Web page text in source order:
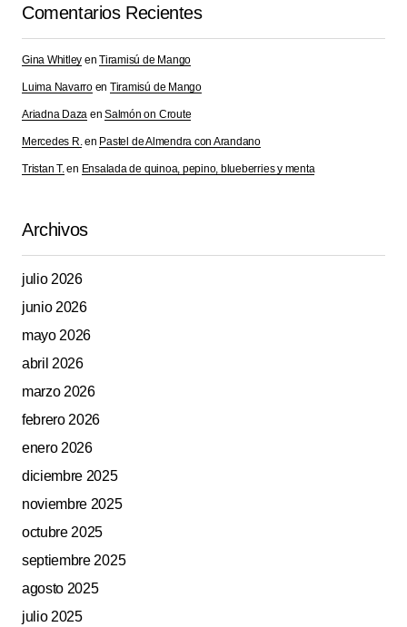
Comentarios Recientes
Gina Whitley enTiramisú de Mango
Luima Navarroen Tiramisú de Mango
Ariadna Daza enSalmón on Croute
Mercedes R.en Pastel de Almendra con Arandano
Tristan T.en Ensalada de quinoa, pepino, blueberries y menta
Archivos
julio 2026
junio 2026
mayo 2026
abril 2026
marzo 2026
febrero 2026
enero 2026
diciembre 2025
noviembre 2025
octubre 2025
septiembre 2025
agosto 2025
julio 2025